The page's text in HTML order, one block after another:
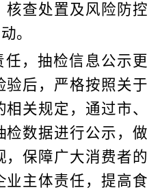
核查处置及风险防控
。
，抽检信息公示更
后， 严格按照关于
关规定， 通过市、
检数据进行公示 ，做
，保障广大消费者的
业 主体责任，提高食